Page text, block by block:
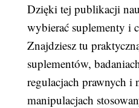
Dzięki tej publikacji
wybierać suplementy i
Znajdziesz tu
suplementów,
regulacjach prawnych i
manipulacjach